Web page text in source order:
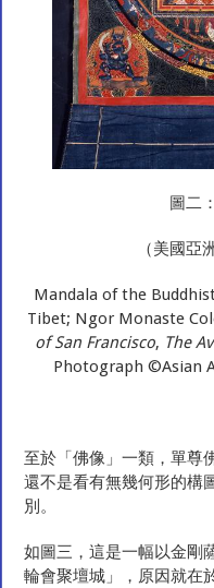
圖二
（美國亞
Mandala of the
Tibet; Ngor Monaste
of San Francisco, The
Photograph ©Asian
至於「佛像」一類，單尊
還不是看有無幾何形的構
別。
如圖三，這是一幅以金剛
輪會聚壇城」，原因就在